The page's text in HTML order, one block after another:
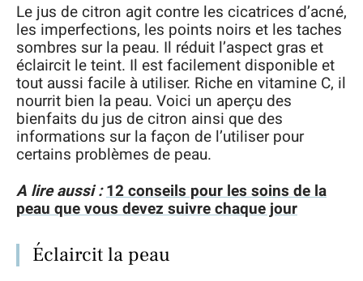
Le jus de citron agit contre les cicatrices d’acné,
les imperfections, les points noirs et les taches
sombres sur la peau. Il réduit l’aspect gras et
éclaircit le teint. Il est facilement disponible et
tout aussi facile à utiliser. Riche en vitamine C, il
nourrit bien la peau. Voici un aperçu des
bienfaits du jus de citron ainsi que des
informations sur la façon de l’utiliser pour
certains problèmes de peau.
A lire aussi : 12 conseils pour les soins de la
peau que vous devez suivre chaque jour
Éclaircit la peau